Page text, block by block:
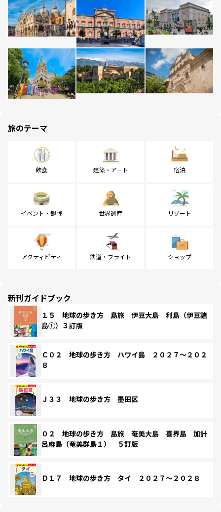
旅のテーマ
飲食 建築・アート 宿泊
イベント・観戦 世界遺産 リゾート
アクティビティ 鉄道・フライト ショップ
新刊ガイドブック
１５ 地球の歩き方 島旅 伊豆大島 利島（伊豆諸
島①）３訂版
Ｃ０２ 地球の歩き方 ハワイ島 ２０２７～２０２
８
Ｊ３３ 地球の歩き方 墨田区
０２ 地球の歩き方 島旅 奄美大島 喜界島 加計
呂麻島（奄美群島１） ５訂版
Ｄ１７ 地球の歩き方 タイ ２０２７～２０２８